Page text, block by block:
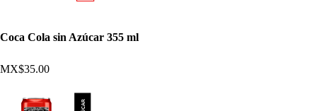
Coca Cola sin Azúcar 355 ml
MX$35.00